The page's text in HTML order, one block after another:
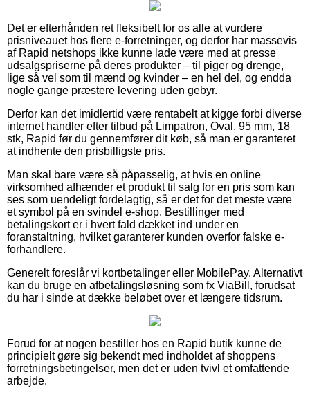
Det er efterhånden ret fleksibelt for os alle at vurdere
prisniveauet hos flere e-forretninger, og derfor har massevis
af Rapid netshops ikke kunne lade være med at presse
udsalgspriserne på deres produkter – til piger og drenge,
lige så vel som til mænd og kvinder – en hel del, og endda
nogle gange præstere levering uden gebyr.
Derfor kan det imidlertid være rentabelt at kigge forbi diverse
internet handler efter tilbud på Limpatron, Oval, 95 mm, 18
stk, Rapid før du gennemfører dit køb, så man er garanteret
at indhente den prisbilligste pris.
Man skal bare være så påpasselig, at hvis en online
virksomhed afhænder et produkt til salg for en pris som kan
ses som uendeligt fordelagtig, så er det for det meste være
et symbol på en svindel e-shop. Bestillinger med
betalingskort er i hvert fald dækket ind under en
foranstaltning, hvilket garanterer kunden overfor falske e-
forhandlere.
Generelt foreslår vi kortbetalinger eller MobilePay. Alternativt
kan du bruge en afbetalingsløsning som fx ViaBill, forudsat
du har i sinde at dække beløbet over et længere tidsrum.
Forud for at nogen bestiller hos en Rapid butik kunne de
principielt gøre sig bekendt med indholdet af shoppens
forretningsbetingelser, men det er uden tvivl et omfattende
arbejde.